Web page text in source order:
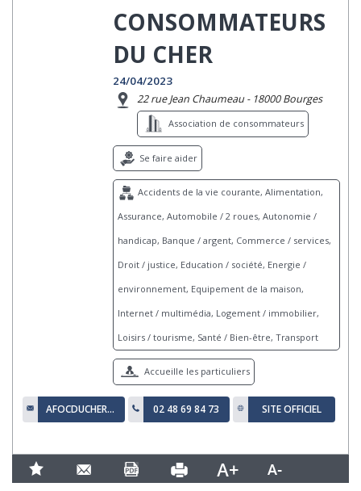
CONSOMMATEURS
DU CHER
24/04/2023
22 rue Jean Chaumeau - 18000 Bourges
Association de consommateurs
Se faire aider
Accidents de la vie courante, Alimentation,
Assurance, Automobile / 2 roues, Autonomie /
handicap, Banque / argent, Commerce / services,
Droit / justice, Education / société, Energie /
environnement, Equipement de la maison,
Internet / multimédia, Logement / immobilier,
Loisirs / tourisme, Santé / Bien-être, Transport
Accueille les particuliers
AFOCDUCHER@GMAIL.COM 02 48 69 84 73 SITE OFFICIEL